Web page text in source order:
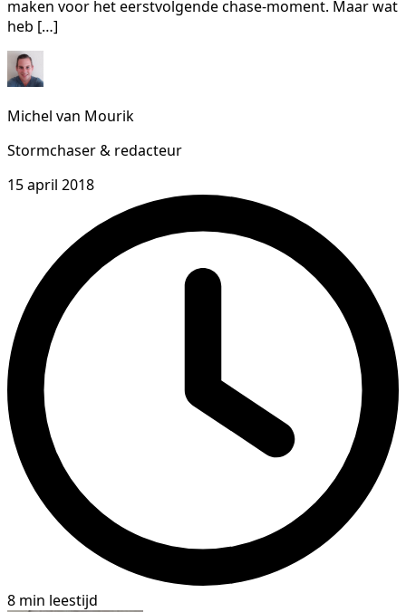
maken voor het eerstvolgende chase-moment. Maar wat
heb […]
Michel van Mourik
Stormchaser & redacteur
15 april 2018
8 min leestijd